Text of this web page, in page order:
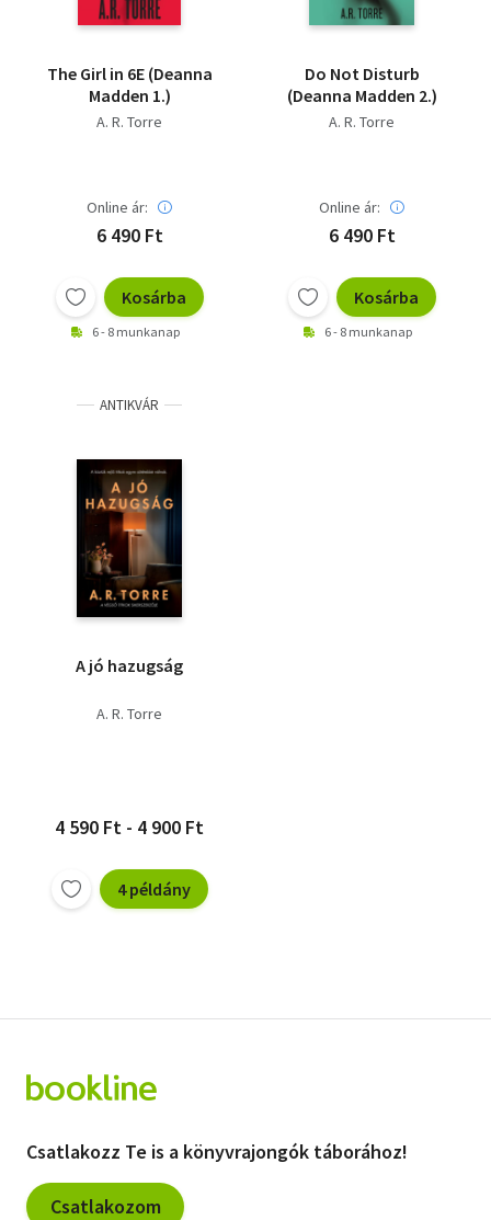
The ​Girl in 6E (Deanna
Madden 1.)
A. R. Torre
Online ár:
6 490 Ft
Kosárba
6 - 8 munkanap
Do ​Not Disturb
(Deanna Madden 2.)
A. R. Torre
Online ár:
6 490 Ft
Kosárba
6 - 8 munkanap
ANTIKVÁR
A jó hazugság
A. R. Torre
4 590 Ft - 4 900 Ft
4 példány
Csatlakozz Te is a könyvrajongók táborához!
Csatlakozom